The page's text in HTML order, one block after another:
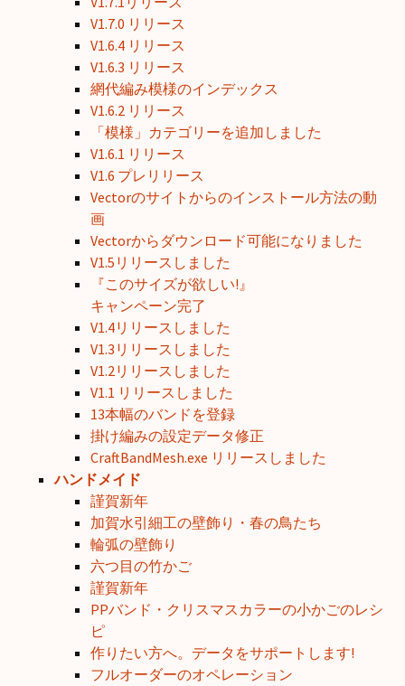
V1.7.0 リリース
V1.6.4 リリース
V1.6.3 リリース
網代編み模様のインデックス
V1.6.2 リリース
「模様」カテゴリーを追加しました
V1.6.1 リリース
V1.6 プレリリース
Vectorのサイトからのインストール方法の動
画
Vectorからダウンロード可能になりました
V1.5リリースしました
『このサイズが欲しい!』
キャンペーン完了
V1.4リリースしました
V1.3リリースしました
V1.2リリースしました
V1.1 リリースしました
13本幅のバンドを登録
掛け編みの設定データ修正
CraftBandMesh.exe リリースしました
ハンドメイド
謹賀新年
加賀水引細工の壁飾り・春の鳥たち
輪弧の壁飾り
六つ目の竹かご
謹賀新年
PPバンド・クリスマスカラーの小かごのレシ
ピ
作りたい方へ。データをサポートします!
フルオーダーのオペレーション